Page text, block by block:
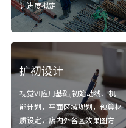
计进度拟定
扩初设计
视觉VI应用基础,初始动线、机
能计划，平面区域规划，预算材
质设定，店内外各区效果图方